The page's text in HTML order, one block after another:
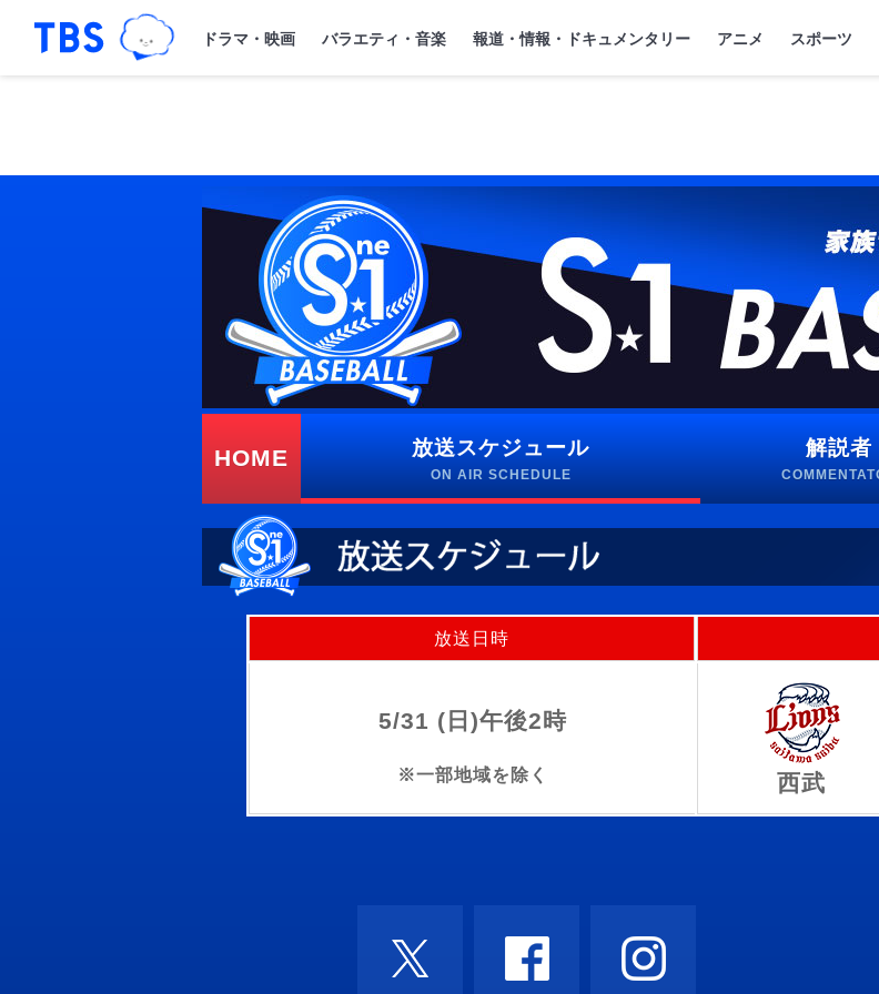
「TBSテレビ｜ときめくときを。」トップページ
TBSグループキャラクター『ワクティ』
ドラマ・映画 バラエティ・音楽 報道・情報・ドキュメンタリー アニメ スポーツ
HOME 放送スケジュール 解説者
放送日時
5/31 (日)午後2時
※一部地域を除く 西武